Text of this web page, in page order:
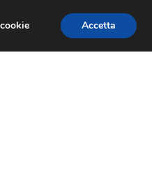
TORTE PER BAMBINI
Accetta